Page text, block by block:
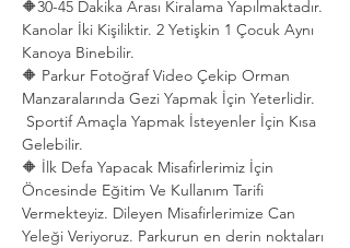
🔶30-45 Dakika Arası Kiralama Yapılmaktadır.
Kanolar İki Kişiliktir. 2 Yetişkin 1 Çocuk Aynı
Kanoya Binebilir.
🔶 Parkur Fotoğraf Video Çekip Orman
Manzaralarında Gezi Yapmak İçin Yeterlidir.
Sportif Amaçla Yapmak İsteyenler İçin Kısa
Gelebilir.
🔶 İlk Defa Yapacak Misafirlerimiz İçin
Öncesinde Eğitim Ve Kullanım Tarifi
Vermekteyiz. Dileyen Misafirlerimize Can
Yeleği Veriyoruz. Parkurun en derin noktaları